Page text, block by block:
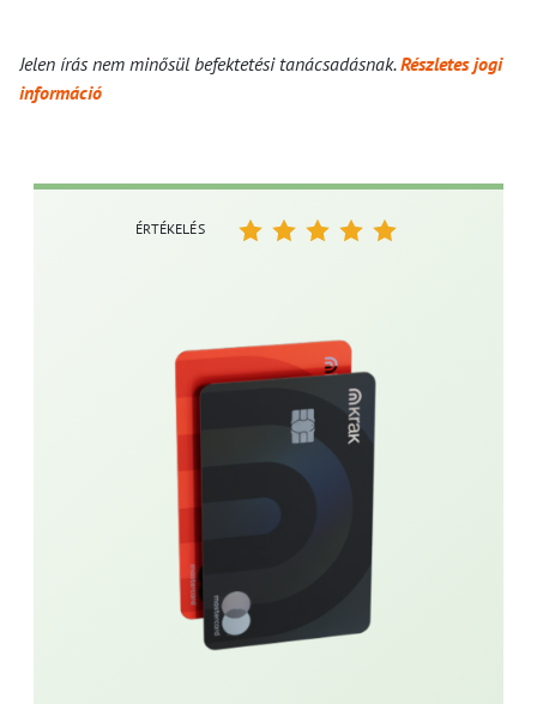
Jelen írás nem minősül befektetési tanácsadásnak.Részletes jogi
információ
ÉRTÉKELÉS